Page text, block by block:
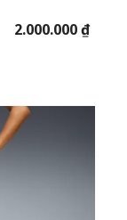
2.000.000 ₫